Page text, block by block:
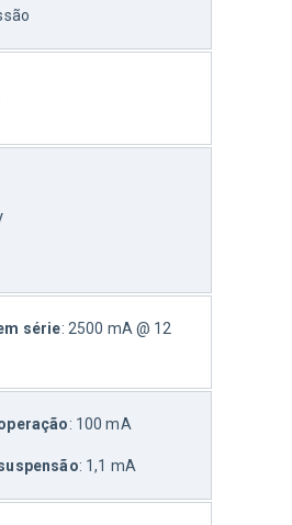
série: 2500 mA @ 12
: 100 mA
: 1,1 mA